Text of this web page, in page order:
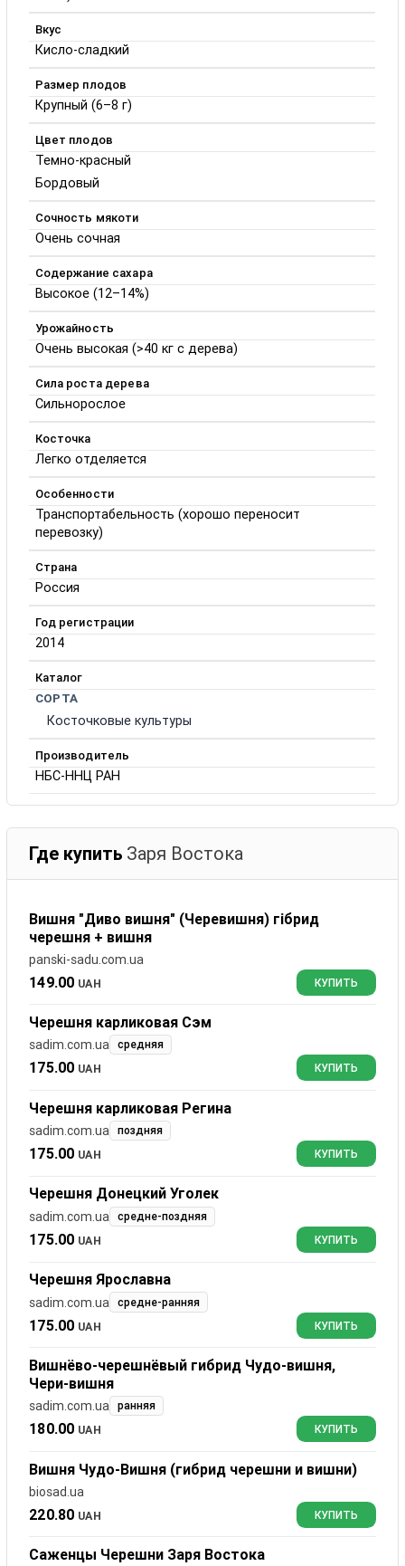
Вкус
Кисло-сладкий
Размер плодов
Крупный (6–8 г)
Цвет плодов
Темно-красный
Бордовый
Сочность мякоти
Очень сочная
Содержание сахара
Высокое (12–14%)
Урожайность
Очень высокая (>40 кг с дерева)
Сила роста дерева
Сильнорослое
Косточка
Легко отделяется
Особенности
Транспортабельность (хорошо переносит
перевозку)
Страна
Россия
Год регистрации
2014
Каталог
СОРТА
Косточковые культуры
Производитель
НБС-ННЦ РАН
Где купить Заря Востока
Вишня "Диво вишня" (Черевишня) гібрид
черешня + вишня
panski-sadu.com.ua
149.00 UAH КУПИТЬ
Черешня карликовая Сэм
sadim.com.ua средняя
175.00 UAH КУПИТЬ
Черешня карликовая Регина
sadim.com.ua поздняя
175.00 UAH КУПИТЬ
Черешня Донецкий Уголек
sadim.com.ua средне-поздняя
175.00 UAH КУПИТЬ
Черешня Ярославна
sadim.com.ua средне-ранняя
175.00 UAH КУПИТЬ
Вишнёво-черешнёвый гибрид Чудо-вишня,
Чери-вишня
sadim.com.ua ранняя
180.00 UAH КУПИТЬ
Вишня Чудо-Вишня (гибрид черешни и вишни)
biosad.ua
220.80 UAH КУПИТЬ
Саженцы Черешни Заря Востока